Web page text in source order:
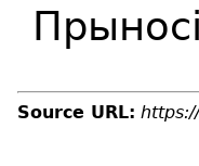
Source URL: